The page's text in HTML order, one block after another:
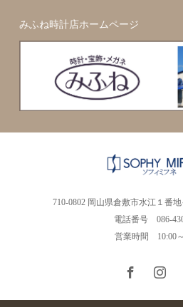
みふね時計店ホームページ
710-0802 岡山県倉敷市水江１番
電話番号 086-
営業時間 10:00